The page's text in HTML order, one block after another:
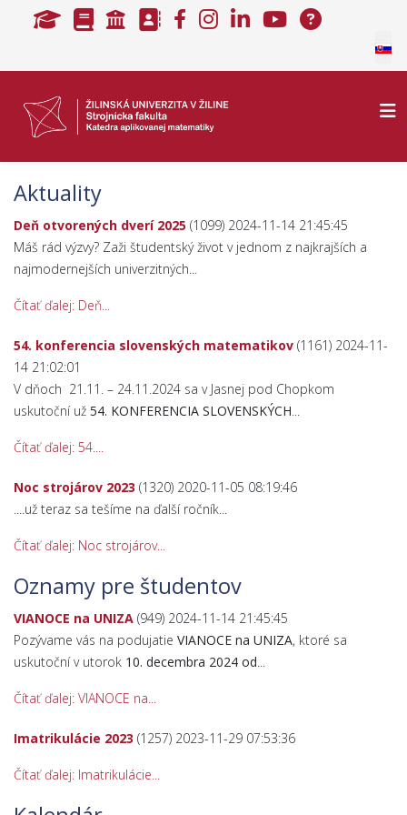
Aktuality
Deň otvorených dverí 2025 (1099) 2024-11-14 21:45:45
Máš rád výzvy? Zaži študentský život v jednom z najkrajších a
najmodernejších univerzitných...
Čítať ďalej: Deň...
54. konferencia slovenských matematikov (1161) 2024-11-
14 21:02:01
V dňoch 21.11. – 24.11.2024 sa v Jasnej pod Chopkom
uskutoční už 54. KONFERENCIA SLOVENSKÝCH
Čítať ďalej: 54....
Noc strojárov 2023 (1320) 2020-11-05 08:19:46
....už teraz sa tešíme na ďalší ročník...
Čítať ďalej: Noc strojárov...
Oznamy pre študentov
VIANOCE na UNIZA (949) 2024-11-14 21:45:45
Pozývame vás na podujatie VIANOCE na UNIZA, ktoré sa
uskutoční v utorok 10. decembra 2024 od
Čítať ďalej: VIANOCE na...
Imatrikulácie 2023 (1257) 2023-11-29 07:53:36
Čítať ďalej: Imatrikulácie...
Previous